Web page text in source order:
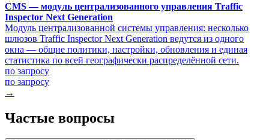
CMS — модуль централизованного управления Traffic
Inspector Next Generation
Модуль централизованной системы управления: несколько
шлюзов Traffic Inspector Next Generation ведутся из одного
окна — общие политики, настройки, обновления и единая
статистика по всей географически распределённой сети.
по запросу
по запросу
→
Частые вопросы